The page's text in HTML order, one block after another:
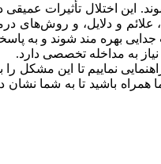
اختلال تأثیرات عمیقی
و دلایل، و روش‌های
جدایی بهره مند شوند و به
به مداخله تخصصی دارد.
نماییم تا این مشکل
باشید تا به شما